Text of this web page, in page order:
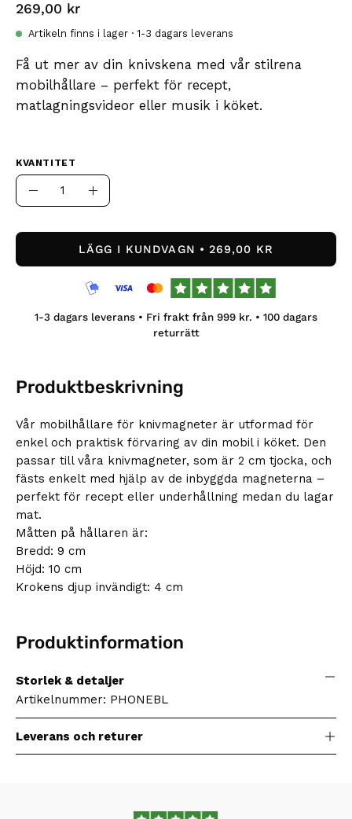
269,00 kr
Artikeln finns i lager · 1-3 dagars leverans
Få ut mer av din knivskena med vår stilrena
mobilhållare – perfekt för recept,
matlagningsvideor eller musik i köket.
KVANTITET
Kvantitet
Öka
LÄGG I KUNDVAGN 269,00 KR
1-3 dagars leverans • Fri frakt från 999 kr. • 100 dagars
returrätt
Produktbeskrivning
Vår mobilhållare för knivmagneter är utformad för
enkel och praktisk förvaring av din mobil i köket. Den
passar till våra knivmagneter, som är 2 cm tjocka, och
fästs enkelt med hjälp av de inbyggda magneterna –
perfekt för recept eller underhållning medan du lagar
mat.
Måtten på hållaren är:
Bredd: 9 cm
Höjd: 10 cm
Krokens djup invändigt: 4 cm
Produktinformation
Storlek & detaljer
Artikelnummer: PHONEBL
Leverans och returer